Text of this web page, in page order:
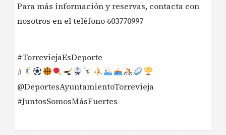
Para más información y reservas, contacta con
nosotros en el teléfono 603770997
#TorreviejaEsDeporte
#
@DeportesAyuntamientoTorrevieja
#JuntosSomosMásFuertes